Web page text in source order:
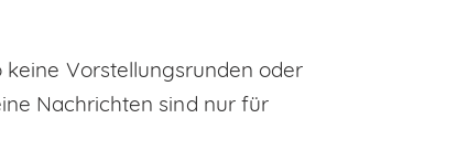
keine Vorstellungsrunden oder
Nachrichten sind nur für